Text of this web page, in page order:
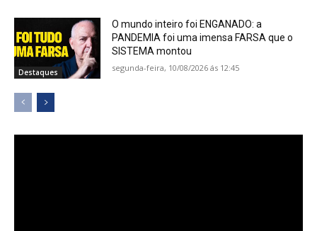
Destaques
O mundo inteiro foi ENGANADO: a
PANDEMIA foi uma imensa FARSA que o
SISTEMA montou
segunda-feira, 10/08/2026 ás 12:45